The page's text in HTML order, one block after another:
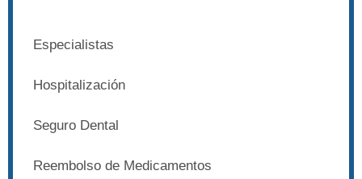
Especialistas
Hospitalización
Seguro Dental
Reembolso de Medicamentos